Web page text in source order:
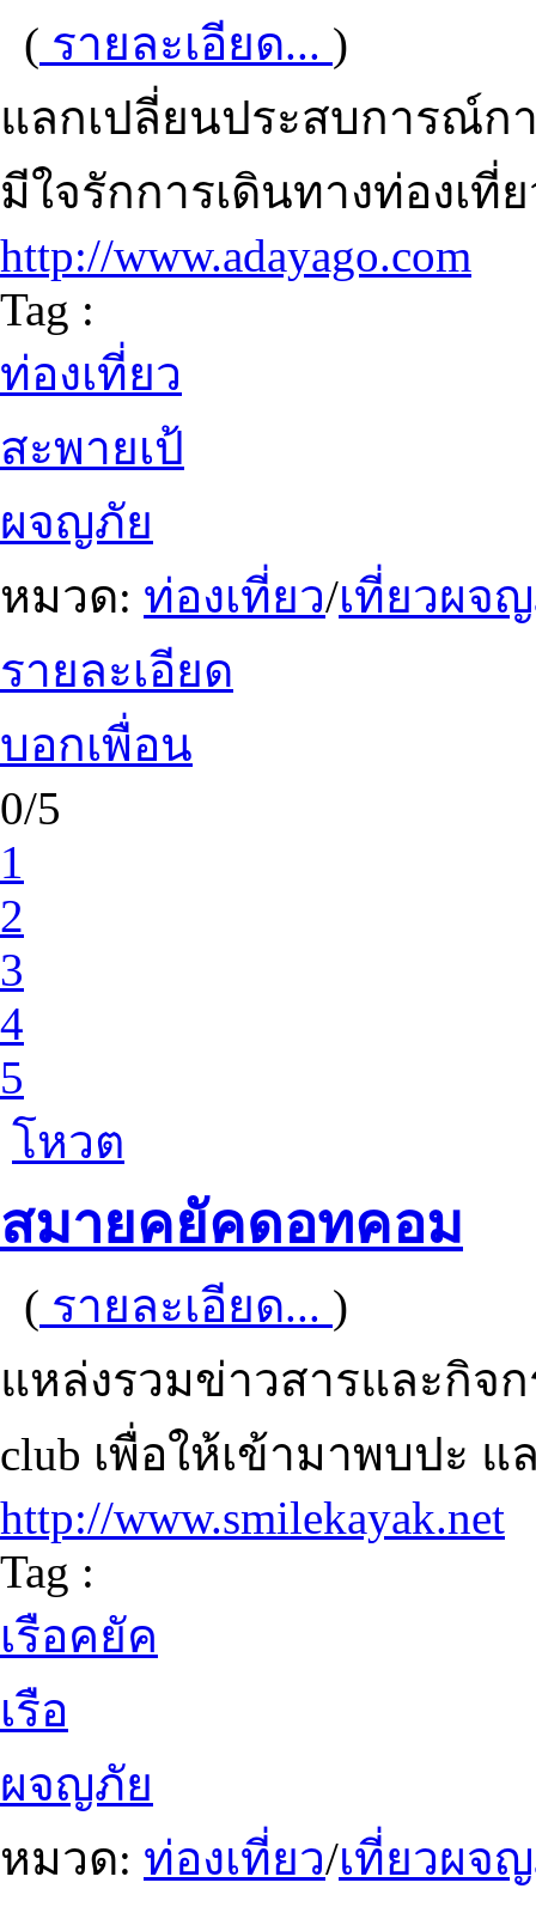
( รายละเอียด... )
แลกเปลี่ยนประสบการณ์ก
มีใจรักการเดินทางท่องเที่
http://www.adayago.com
Tag :
ท่องเที่ยว
สะพายเป้
ผจญภัย
หมวด: ท่องเที่ยว/เที่ยวผจ
รายละเอียด
บอกเพื่อน
0/5
1
2
3
4
5
โหวต
สมายคยัคดอทคอม
( รายละเอียด... )
แหล่งรวมข่าวสารและกิจก
club เพื่อให้เข้ามาพบปะ
http://www.smilekayak.net
Tag :
เรือคยัค
เรือ
ผจญภัย
หมวด: ท่องเที่ยว/เที่ยวผจ